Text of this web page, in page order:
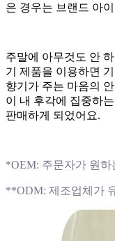
은 경우는 브랜드 아
주말에 아무것도 안
기 제품을 이용하면
향기가 주는 마음의
이 내 후각에 집중하
판매하게 되었어요.
*OEM: 주문자가 원
**ODM: 제조업체가